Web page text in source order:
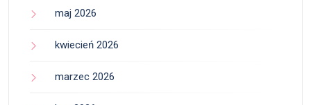
maj 2026
kwiecień 2026
marzec 2026